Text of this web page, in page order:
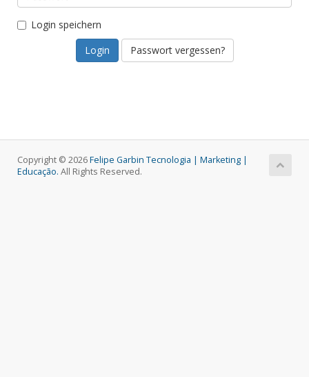
Login speichern
Passwort vergessen?
Copyright © 2026Felipe Garbin Tecnologia | Marketing |
Educação. All Rights Reserved.